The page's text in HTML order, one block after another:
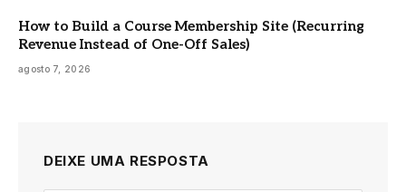
How to Build a Course Membership Site (Recurring
Revenue Instead of One-Off Sales)
agosto 7, 2026
DEIXE UMA RESPOSTA